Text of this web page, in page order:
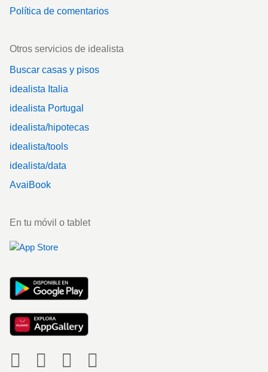
Política de comentarios
Otros servicios de idealista
Buscar casas y pisos
idealista Italia
idealista Portugal
idealista/hipotecas
idealista/tools
idealista/data
AvaiBook
En tu móvil o tablet